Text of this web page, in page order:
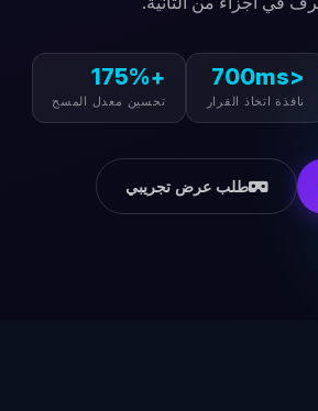
<700ms
نافذة اتخاذ القرار
+175%
تحسين معدل المسح
طلب عرض تجريبي